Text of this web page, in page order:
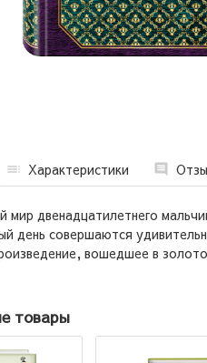
Характеристики
мир двенадцатилетнего
день совершаются
вошедшее в
товары